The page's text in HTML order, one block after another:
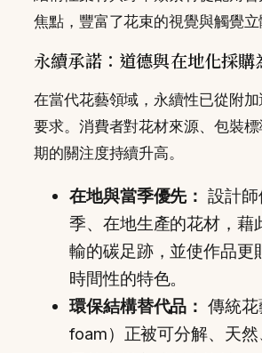
焦點，豐富了花束的視覺與觸覺立
永續承諾：道德與在地化採購
在當代花藝領域，永續性已從附
要求。消費者對花材來源、包裝
期的關注度持續升高。
在地與當季優先： 設計
季、在地生產的花材，藉
輸的碳足跡，並使作品更
時間性的特色。
環保結構替代品： 傳統
foam）正被可分解、天